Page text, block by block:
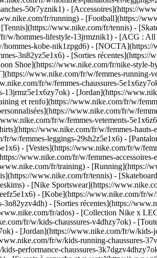
50r7yznik1) - [Accessoires](https://
fr/running) - [Football](https://
www.nike.com/fr/tennis) -
w/hommes-lifestyle-13jrmznik1) - [ACG :
kobe-nik1zpgd6) -
3n82yz5e1x6) - [Sorties
Shoe](https://www.nike.com/fr/nike-style-
www.nike.com/fr/w/femmes-running-
fr/w/femmes-chaussures-
- [Jordan](https://
et renfo](https://www.nike.com/fr/w/
www.nike.com/fr/w/
fr/w/femmes-vetements-
www.nike.com/fr/w/femmes-
femmes-leggings-29sh2z5e1x6) -
- [Vestes](https://www.nike.com/fr/w/
www.nike.com/fr/w/femmes-
fr/training) - [Running](https://
www.nike.com/fr/tennis) -
- [Nike Sportswear](https://
- [Kobe](https://www.nike.com/fr/
- [Sorties récentes](https://
fr/ados) - [Collection Nike x
fr/w/kids-chaussures-v4dhzy7ok) -
- [Jordan](https://www.nike.com/fr/w/kids-
fr/w/kids-running-chaussures-
performance-chaussures-